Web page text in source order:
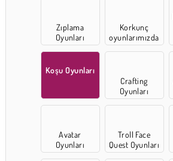
Zıplama
Oyunları
Korkunç
oyunlarımızda
Koşu Oyunları
Crafting
Oyunları
Avatar
Oyunları
Troll Face
Quest Oyunları